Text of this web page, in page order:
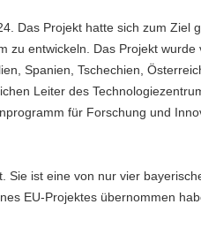
Das Projekt hatte sich zum Ziel
zu entwickeln. Das Projekt wurde
Spanien, Tschechien,
Leiter des
für Forschung und
Sie ist eine von nur vier
EU-Projektes übernommen